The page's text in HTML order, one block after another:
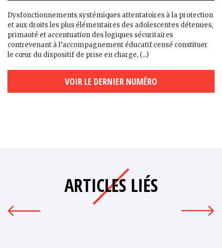
Dysfonctionnements systémiques attentatoires à la protection
et aux droits les plus élémentaires des adolescent·es détenu·es,
primauté et accentuation des logiques sécuritaires
contrevenant à l’accompagnement éducatif censé constituer
le cœur du dispositif de prise en charge, (...)
VOIR LE DERNIER NUMÉRO
ARTICLES LIÉS